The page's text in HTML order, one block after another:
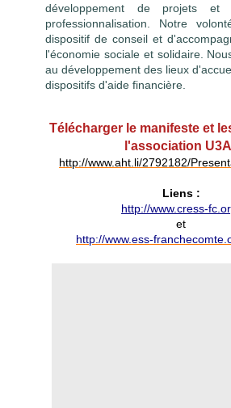
développement de projets et
professionnalisation. Notre
dispositif de conseil et
l'économie sociale et solidaire.
au développement des lieux
dispositifs d'aide financière.
Télécharger le manifeste et
l'association
http://www.aht.li/2792182/
Liens :
http://www.cress-
et
http://www.ess-